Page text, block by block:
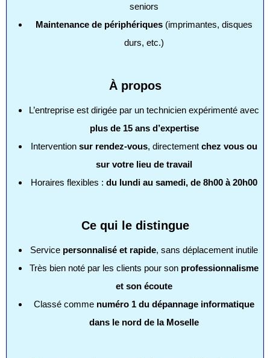
seniors
Maintenance de périphériques (imprimantes, disques
durs, etc.)
À propos
L’entreprise est dirigée par un technicien expérimenté avec
plus de 15 ans d’expertise
Intervention sur rendez-vous, directement chez vous ou
sur votre lieu de travail
Horaires flexibles : du lundi au samedi, de 8h00 à 20h00
Ce qui le distingue
Service personnalisé et rapide, sans déplacement inutile
Très bien noté par les clients pour son professionnalisme
et son écoute
Classé comme numéro 1 du dépannage informatique
dans le nord de la Moselle